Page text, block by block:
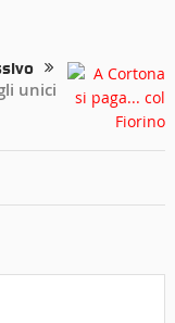
unici